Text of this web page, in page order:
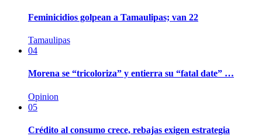
Feminicidios golpean a Tamaulipas; van 22
Tamaulipas
04
Morena se “tricoloriza” y entierra su “fatal date” …
Opinion
05
Crédito al consumo crece, rebajas exigen estrategia